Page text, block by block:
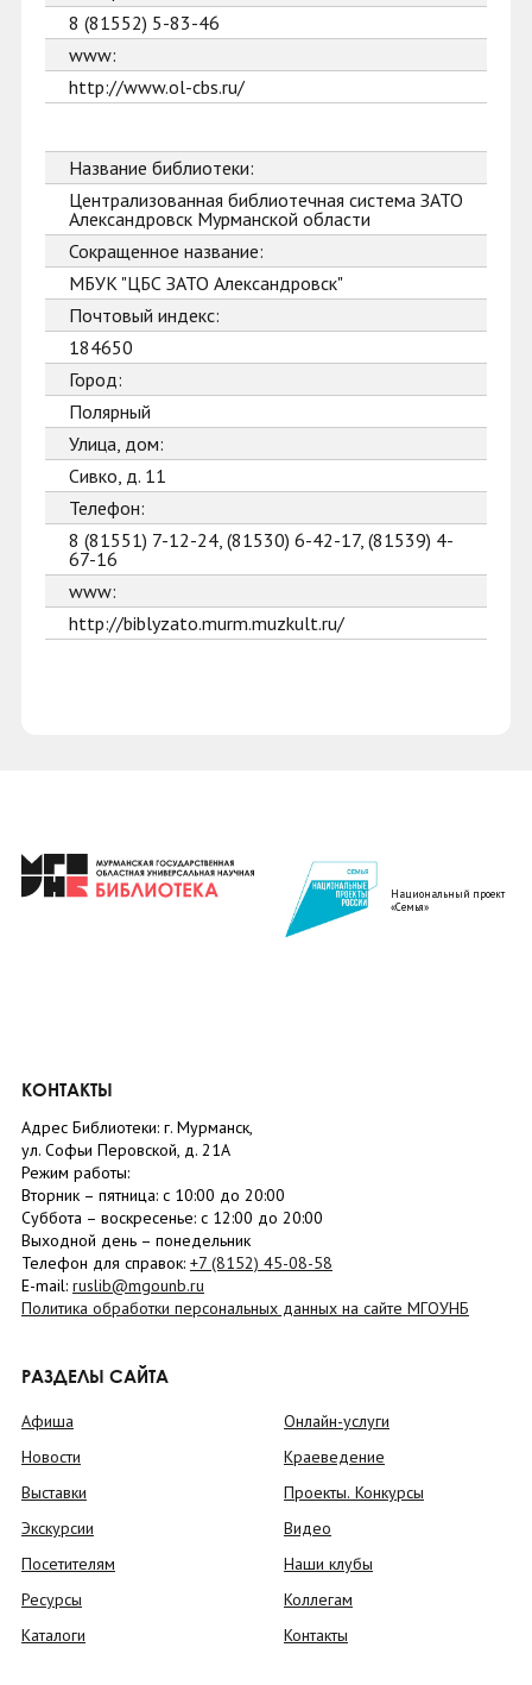
8 (81552) 5-83-46
www:
http://www.ol-cbs.ru/
Название библиотеки:
Централизованная библиотечная система ЗАТО
Александровск Мурманской области
Сокращенное название:
МБУК "ЦБС ЗАТО Александровск"
Почтовый индекс:
184650
Город:
Полярный
Улица, дом:
Сивко, д. 11
Телефон:
8 (81551) 7-12-24, (81530) 6-42-17, (81539) 4-
67-16
www:
http://biblyzato.murm.muzkult.ru/
Национальный проект
«Семья»
КОНТАКТЫ
Адрес Библиотеки: г. Мурманск,
ул. Софьи Перовской, д. 21А
Режим работы:
Вторник – пятница: с 10:00 до 20:00
Суббота – воскресенье: c 12:00 до 20:00
Выходной день – понедельник
Телефон для справок: +7 (8152) 45-08-58
E-mail: ruslib@mgounb.ru
Политика обработки персональных данных на сайте МГОУНБ
РАЗДЕЛЫ САЙТА
Афиша
Новости
Выставки
Экскурсии
Посетителям
Ресурсы
Каталоги
Онлайн-услуги
Краеведение
Проекты. Конкурсы
Видео
Наши клубы
Коллегам
Контакты